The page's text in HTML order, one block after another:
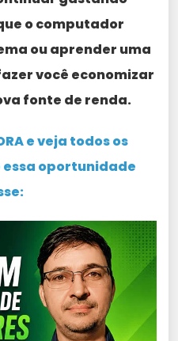
o computador
ou aprender uma
você economizar
fonte de renda.
e veja todos os
oportunidade